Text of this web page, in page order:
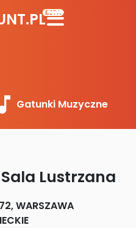
BETA
Gatunki Muzyczne
Lustrzana
WARSZAWA